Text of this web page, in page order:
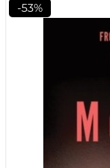
-53%